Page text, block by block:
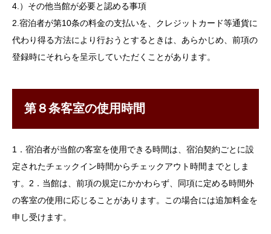
4.）その他当館が必要と認める事項
2.宿泊者が第10条の料金の支払いを、クレジットカード等通貨に
代わり得る方法により行おうとするときは、あらかじめ、前項の
登録時にそれらを呈示していただくことがあります。
第８条客室の使用時間
1．宿泊者が当館の客室を使用できる時間は、宿泊契約ごとに設
定されたチェックイン時間からチェックアウト時間までとしま
す。2．当館は、前項の規定にかかわらず、同項に定める時間外
の客室の使用に応じることがあります。この場合には追加料金を
申し受けます。